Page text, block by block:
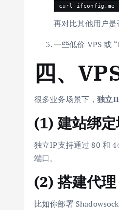
再对比其他用户是
一些低价 VPS 或
四、
很多业务场景下，独立
(1) 建站绑定
独立IP支持通过 80 和
端口。
(2) 搭建代
比如你部署